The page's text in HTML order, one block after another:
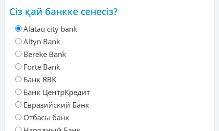
Сіз қай банкке сенесіз?
Alatau city bank
Altyn Bank
Bereke Bank
Forte Bank
Банк RBK
Банк ЦентрКредит
Евразийский Банк
Отбасы банк